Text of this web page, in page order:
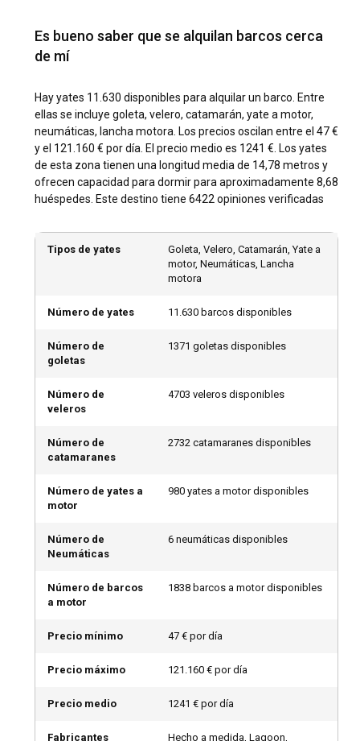
El atractivo de los alquileres de barcos ha cautivado a
Mediterráneo, como Grecia, Croacia e Italia, prometen
mares azules y rica herencia, mientras que los paraísos
caribeños como las Islas Vírgenes Británicas y Saint Martin
muestran playas prístinas y arrecifes vibrantes. Más lejos,
los exóticos paraísos del Pacífico Sur, como Tahití y Fiji,
ofrecen secuencias perfectas de islas esmeralda en mares
zafiro, mientras que las islas bordeadas de arena de Florida
principiantes en el alquiler de barcos. Estos barcos para
alquilar amplían horizontes, transportándote en un viaje a
través de las rutas encantadoras.
¿Cuál es la mejor época para alquilar un barco?
Tu experiencia al alquilar un barco puede variar
enormemente según la época del año. El Mediterráneo bulle
condiciones perfectas para la navegación, mientras que el
Caribe es preferible durante el invierno. Sin embargo, si
intermedias - primavera y otoño - pueden ofrecer
experiencias igualmente agradables.
¿Puedo alquilar un barco para organizar un evento
Tu alquiler privado de barco puede servir como un excelente
flexibles lo hacen perfecto para funciones corporativas,
bodas y otras ocasiones privadas. Comienza tu vida
clientes con un retiro corporativo único, celebra tu
en esta emocionante aventura de alquiler de barcos.
¿Debería alquilar un barco con o sin patrón?
Una consideración importante al organizar un alquiler de
Es bueno saber que se alquilan barcos cerca
de mí
Hay yates 11.630 disponibles para alquilar un barco. Entre
ellas se incluye goleta, velero, catamarán, yate a motor,
neumáticas, lancha motora. Los precios oscilan entre el 47 €
y el 121.160 € por día. El precio medio es 1241 €. Los yates
de esta zona tienen una longitud media de 14,78 metros y
ofrecen capacidad para dormir para aproximadamente 8,68
huéspedes. Este destino tiene 6422 opiniones verificadas
Tipos de yates
Goleta, Velero, Catamarán, Yate a
motor, Neumáticas, Lancha
motora
Número de yates 11.630 barcos disponibles
Número de
goletas
1371 goletas disponibles
Número de
veleros
4703 veleros disponibles
Número de
catamaranes
2732 catamaranes disponibles
Número de yates a
motor
980 yates a motor disponibles
Número de
Neumáticas
6 neumáticas disponibles
Número de barcos
a motor
1838 barcos a motor disponibles
Precio mínimo 47 € por día
Precio máximo 121.160 € por día
Precio medio 1241 € por día
Fabricantes
Hecho a medida, Lagoon,